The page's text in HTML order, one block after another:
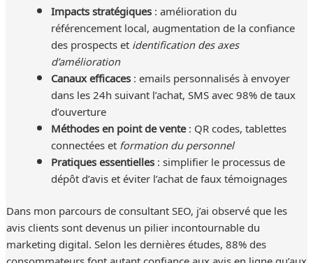
Impacts stratégiques: amélioration du
référencement local, augmentation de la confiance
des prospects etidentification des axes
d’amélioration
Canaux efficaces: emails personnalisés à envoyer
dans les 24h suivant l’achat, SMS avec 98% de taux
d’ouverture
Méthodes en point de vente: QR codes, tablettes
connectées etformation du personnel
Pratiques essentielles: simplifier le processus de
dépôt d’avis et éviter l’achat de faux témoignages
Dans mon parcours de consultant SEO, j’ai observé que les
avis clients sont devenus un pilier incontournable du
marketing digital. Selon les dernières études, 88% des